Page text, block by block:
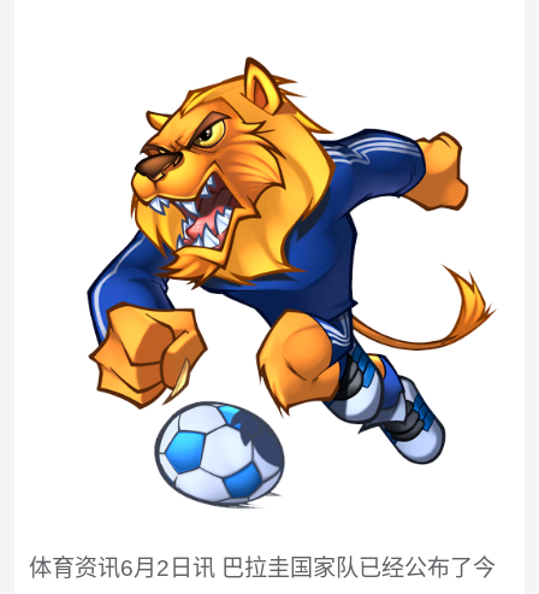
体育资讯6月2日讯 巴拉圭国家队已经公布了今